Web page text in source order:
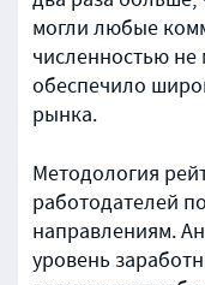
могли любые
численностью не
обеспечило
рынка.
Методология
работодателей
направлениям.
уровень